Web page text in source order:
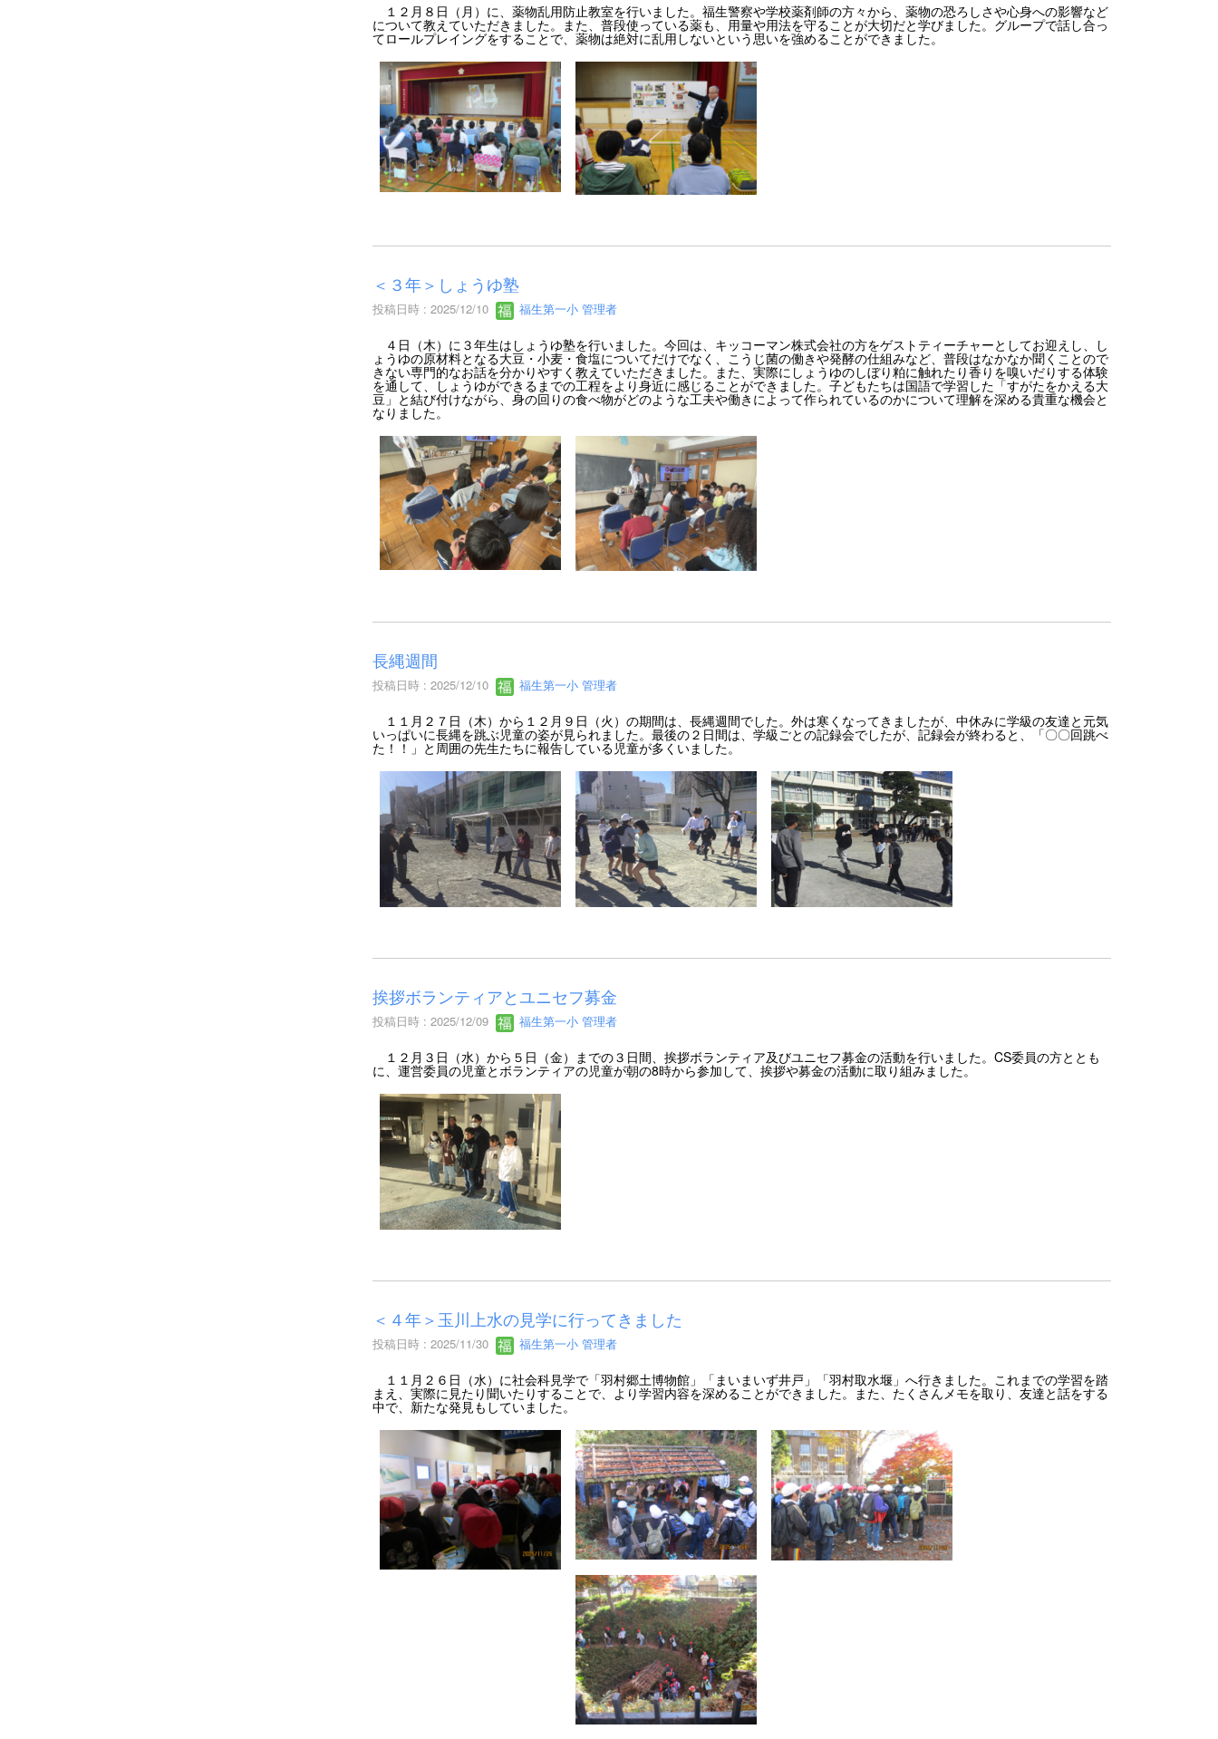
１２月８日（月）に、薬物乱用防止教室を行いました。福生警察や学校薬剤師の方々から、薬物の恐ろしさや心身への影響など
について教えていただきました。また、普段使っている薬も、用量や用法を守ることが大切だと学びました。グループで話し合っ
てロールプレイングをすることで、薬物は絶対に乱用しないという思いを強めることができました。
＜３年＞しょうゆ塾
投稿日時 : 2025/12/10 福生第一小 管理者
４日（木）に３年生はしょうゆ塾を行いました。今回は、キッコーマン株式会社の方をゲストティーチャーとしてお迎えし、し
ょうゆの原材料となる大豆・小麦・食塩についてだけでなく、こうじ菌の働きや発酵の仕組みなど、普段はなかなか聞くことので
きない専門的なお話を分かりやすく教えていただきました。また、実際にしょうゆのしぼり粕に触れたり香りを嗅いだりする体験
を通して、しょうゆができるまでの工程をより身近に感じることができました。子どもたちは国語で学習した「すがたをかえる大
豆」と結び付けながら、身の回りの食べ物がどのような工夫や働きによって作られているのかについて理解を深める貴重な機会と
なりました。
長縄週間
投稿日時 : 2025/12/10 福生第一小 管理者
１１月２７日（木）から１２月９日（火）の期間は、長縄週間でした。外は寒くなってきましたが、中休みに学級の友達と元気
いっぱいに長縄を跳ぶ児童の姿が見られました。最後の２日間は、学級ごとの記録会でしたが、記録会が終わると、「〇〇回跳べ
た！！」と周囲の先生たちに報告している児童が多くいました。
挨拶ボランティアとユニセフ募金
投稿日時 : 2025/12/09 福生第一小 管理者
１２月３日（水）から５日（金）までの３日間、挨拶ボランティア及びユニセフ募金の活動を行いました。CS委員の方ととも
に、運営委員の児童とボランティアの児童が朝の8時から参加して、挨拶や募金の活動に取り組みました。
＜４年＞玉川上水の見学に行ってきました
投稿日時 : 2025/11/30 福生第一小 管理者
１１月２６日（水）に社会科見学で「羽村郷土博物館」「まいまいず井戸」「羽村取水堰」へ行きました。これまでの学習を踏
まえ、実際に見たり聞いたりすることで、より学習内容を深めることができました。また、たくさんメモを取り、友達と話をする
中で、新たな発見もしていました。